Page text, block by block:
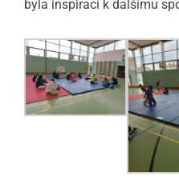
byla inspirací k dalšímu